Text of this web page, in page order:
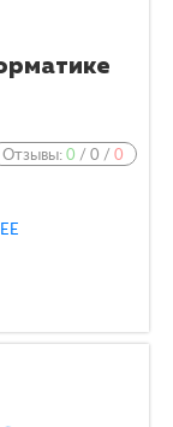
Отзывы:0 /0 /0